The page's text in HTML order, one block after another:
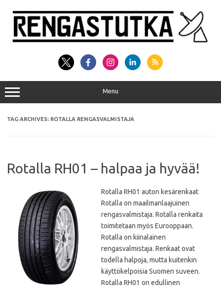
content
Menu
TAG ARCHIVES: ROTALLA RENGASVALMISTAJA
Rotalla RH01 – halpaa ja hyvää!
Rotalla RH01 auton kesärenkaat
Rotalla on maailmanlaajuinen
rengasvalmistaja. Rotalla renkaita
toimitetaan myös Eurooppaan.
Rotalla on kiinalainen
rengasvalmistaja. Renkaat ovat
todella halpoja, mutta kuitenkin
käyttökelpoisia Suomen suveen.
Rotalla RH01 on edullinen